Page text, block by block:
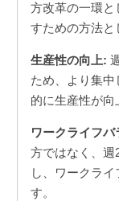
方改革の一環と
すための方法と
生産性の向上:
ため、より集
的に生産性が向
ワークライフ
方ではなく、週
し、ワークラ
す。